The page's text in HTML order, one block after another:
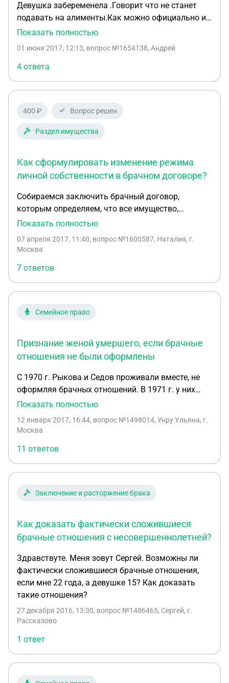
Девушка забеременела .Говорит что не станет
подавать на алименты.Как можно официально и
где заверить данное соглашение девушки,и будет
подать в суд на алименты ? Заранее благодарен
Андрей город Курган.
Показать полностью
01 июня 2017, 12:13, вопрос №1654138, Андрей
4 ответа
400 ₽ Вопрос решен
Раздел имущества
Как сформулировать изменение режима
личной собственности в брачном договоре?
Собираемся заключить брачный договор,
которым определяем, что все имущество,
приобретенное в браке является собственностью
Делаю "черновой"вариант, что бы показать мужу
уже имеющееся имущество ( движимое и
недвижимое)?.2.Мужу принадлежит ООО со 100%
доли, хотелось бы отдельно это выделить, т.к. для
него это самое основное ( боится, что я буду
претендовать). 3. В период брака муж получил по
участок, который зарегистрирован в
установленном законом порядке. На нем
брачном договоре хотим определить, что в
случае расторжения брака этот земельный
участок с незарегистрированным домом
переходит мне. Вариант подарить мне в период
брака , продать и т.д не подходит. Нужна именно
договоре.Спасибо.
Показать полностью
07 апреля 2017, 11:40, вопрос №1600587, Наталия, г.
Москва
7 ответов
Семейное право
Признание женой умершего, если брачные
отношения не были оформлены
С 1970 г. Рыкова и Седов проживали вместе, не
оформляя брачных отношений. В 1971 г. у них
родился сын. В 2010 г. Седов умер. Рыкова
Седова. В своем заявлении она указала, что с
жена с 1970 г. по день его смерти. Отсутствие
регистрации она объяснила отказом Седова
оформить сложившиеся между ними
фактические брачные отношения. В настоящее
время признание её женой Седова необходимо ей
точки зрения норм права аргументы истца. Как
суд должен решить это дело? Какие
суду?
Показать полностью
12 января 2017, 16:44, вопрос №1498014, Унру Ульяна, г.
Москва
11 ответов
Заключение и расторжение брака
Как доказать фактически сложившиеся
брачные отношения с несовершеннолетней?
Здравствуте. Меня зовут Сергей. Возможны ли
фактически сложившиеся брачные отношения,
если мне 22 года, а девушке 15? Как доказать
такие отношения?
27 декабря 2016, 13:30, вопрос №1486465, Сергей, г.
Рассказово
1 ответ